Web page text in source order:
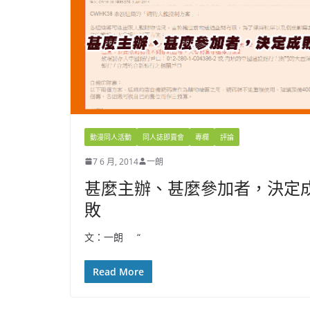
動漫同人活動 同人誌即賣會 專欄 評論
7 6 月, 2014 一朗
甚麼主辦、甚麼參加者，決定
敗
文：一朗 “
Read More